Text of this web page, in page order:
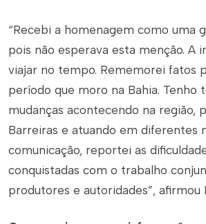
“Recebi a homenagem como uma
pois não esperava esta menção. A
viajar no tempo. Rememorei fatos
período que moro na Bahia. Tenho
mudanças acontecendo na região,
Barreiras e atuando em diferentes
comunicação, reportei as
conquistadas com o trabalho
produtores e autoridades”, afirmou